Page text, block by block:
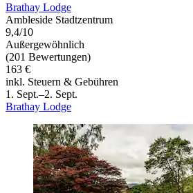
Brathay Lodge
Ambleside Stadtzentrum
9,4/10
Außergewöhnlich
(201 Bewertungen)
163 €
inkl. Steuern & Gebühren
1. Sept.–2. Sept.
Brathay Lodge